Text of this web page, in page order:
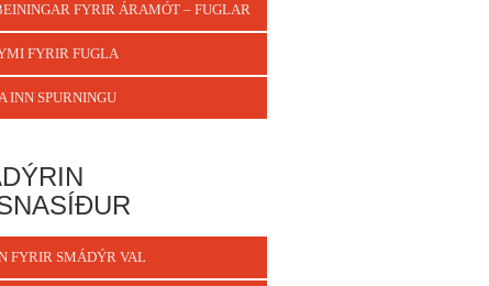
FYRIR ÁRAMÓT – FUGLAR
FYRIR FUGLA
INN SPURNINGU
FYRIR SMÁDÝR VAL